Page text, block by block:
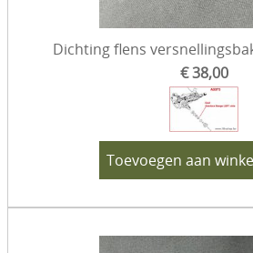
Dichting flens
€ 38,00
Toevoegen aan